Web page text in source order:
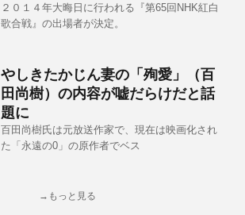
２０１４年大晦日に行われる『第65回NHK紅白
歌合戦』の出場者が決定。
やしきたかじん妻の「殉愛」（百
田尚樹）の内容が嘘だらけだと話
題に
百田尚樹氏は元放送作家で、現在は映画化され
た「永遠の0」の原作者でベス
→もっと見る